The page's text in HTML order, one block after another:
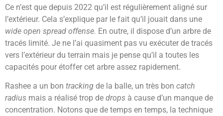
Ce n’est que depuis 2022 qu’il est régulièrement aligné sur
l’extérieur. Cela s’explique par le fait qu’il jouait dans une
wide open spread offense. En outre, il dispose d’un arbre de
tracés limité. Je ne l’ai quasiment pas vu exécuter de tracés
vers l’extérieur du terrain mais je pense qu’il a toutes les
capacités pour étoffer cet arbre assez rapidement.
Rashee a un bon tracking de la balle, un très bon catch
radius mais a réalisé trop de drops à cause d’un manque de
concentration. Notons que de temps en temps, la technique